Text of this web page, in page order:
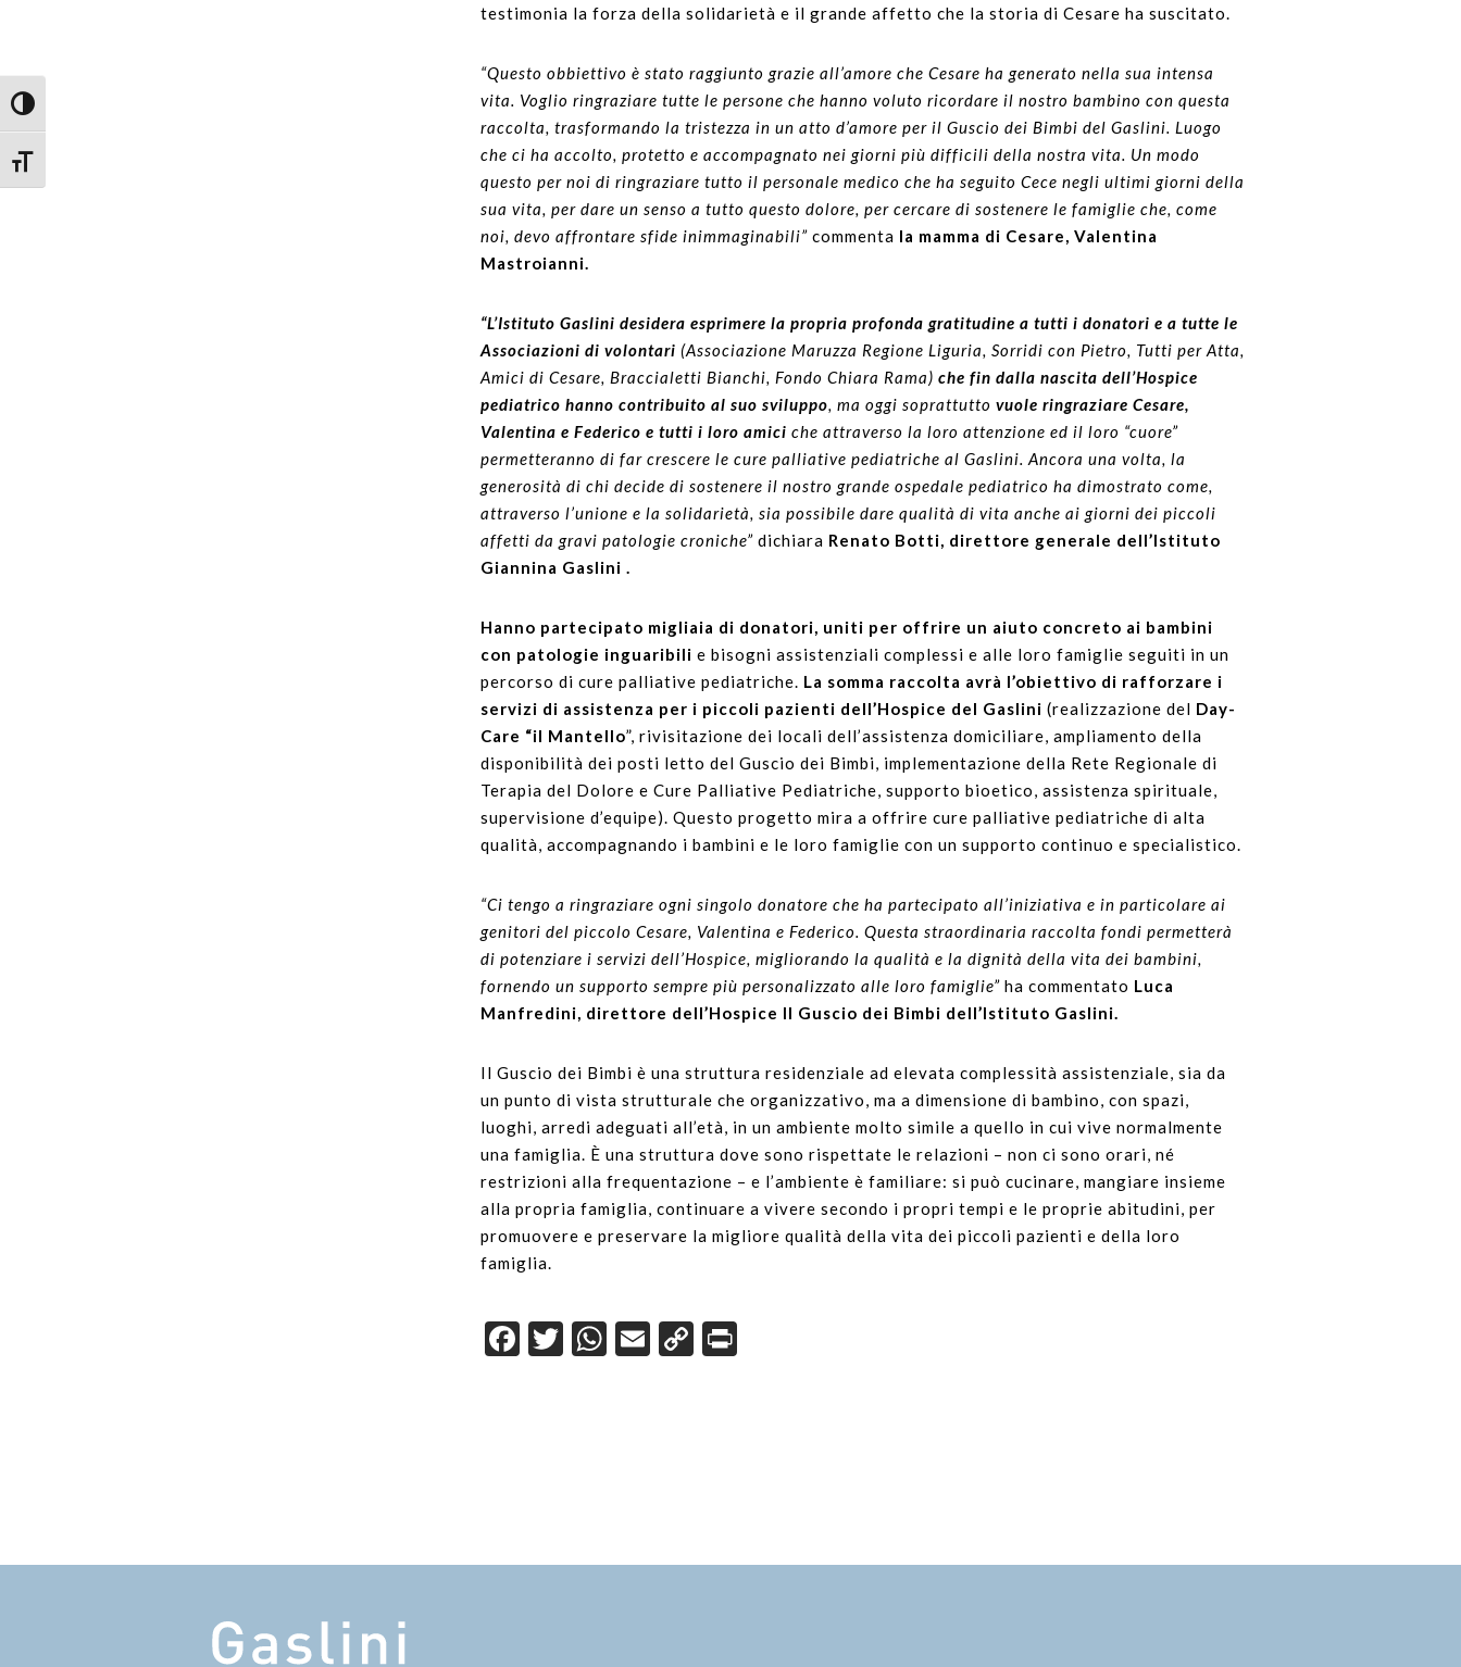
Attiva/disattiva alto contrasto
Attiva/disattiva dimensione testo
testimonia la forza della solidarietà e il grande affetto che la storia di Cesare ha suscitato.
“Questo obbiettivo è stato raggiunto grazie all’amore che Cesare ha generato nella sua intensa
vita. Voglio ringraziare tutte le persone che hanno voluto ricordare il nostro bambino con questa
raccolta, trasformando la tristezza in un atto d’amore per il Guscio dei Bimbi del Gaslini. Luogo
che ci ha accolto, protetto e accompagnato nei giorni più difficili della nostra vita. Un modo
questo per noi di ringraziare tutto il personale medico che ha seguito Cece negli ultimi giorni della
sua vita, per dare un senso a tutto questo dolore, per cercare di sostenere le famiglie che, come
noi, devo affrontare sfide inimmaginabili” commenta la mamma di Cesare, Valentina
Mastroianni.
“L’Istituto Gaslini desidera esprimere la propria profonda gratitudine a tutti i donatori e a tutte le
Associazioni di volontari (Associazione Maruzza Regione Liguria, Sorridi con Pietro, Tutti per Atta,
Amici di Cesare, Braccialetti Bianchi, Fondo Chiara Rama) che fin dalla nascita dell’Hospice
pediatrico hanno contribuito al suo sviluppo, ma oggi soprattutto vuole ringraziare Cesare,
Valentina e Federico e tutti i loro amici che attraverso la loro attenzione ed il loro “cuore”
permetteranno di far crescere le cure palliative pediatriche al Gaslini. Ancora una volta, la
generosità di chi decide di sostenere il nostro grande ospedale pediatrico ha dimostrato come,
attraverso l’unione e la solidarietà, sia possibile dare qualità di vita anche ai giorni dei piccoli
affetti da gravi patologie croniche” dichiara Renato Botti, direttore generale dell’Istituto
Giannina Gaslini .
Hanno partecipato migliaia di donatori, uniti per offrire un aiuto concreto ai bambini
con patologie inguaribili e bisogni assistenziali complessi e alle loro famiglie seguiti in un
percorso di cure palliative pediatriche. La somma raccolta avrà l’obiettivo di rafforzare i
servizi di assistenza per i piccoli pazienti dell’Hospice del Gaslini (realizzazione del Day-
Care “il Mantello”, rivisitazione dei locali dell’assistenza domiciliare, ampliamento della
disponibilità dei posti letto del Guscio dei Bimbi, implementazione della Rete Regionale di
Terapia del Dolore e Cure Palliative Pediatriche, supporto bioetico, assistenza spirituale,
supervisione d’equipe). Questo progetto mira a offrire cure palliative pediatriche di alta
qualità, accompagnando i bambini e le loro famiglie con un supporto continuo e specialistico.
“Ci tengo a ringraziare ogni singolo donatore che ha partecipato all’iniziativa e in particolare ai
genitori del piccolo Cesare, Valentina e Federico. Questa straordinaria raccolta fondi permetterà
di potenziare i servizi dell’Hospice, migliorando la qualità e la dignità della vita dei bambini,
fornendo un supporto sempre più personalizzato alle loro famiglie” ha commentato Luca
Manfredini, direttore dell’Hospice Il Guscio dei Bimbi dell’Istituto Gaslini.
Il Guscio dei Bimbi è una struttura residenziale ad elevata complessità assistenziale, sia da
un punto di vista strutturale che organizzativo, ma a dimensione di bambino, con spazi,
luoghi, arredi adeguati all’età, in un ambiente molto simile a quello in cui vive normalmente
una famiglia. È una struttura dove sono rispettate le relazioni – non ci sono orari, né
restrizioni alla frequentazione – e l’ambiente è familiare: si può cucinare, mangiare insieme
alla propria famiglia, continuare a vivere secondo i propri tempi e le proprie abitudini, per
promuovere e preservare la migliore qualità della vita dei piccoli pazienti e della loro
famiglia.
Facebook
Twitter
WhatsApp
Email
Copy
Link